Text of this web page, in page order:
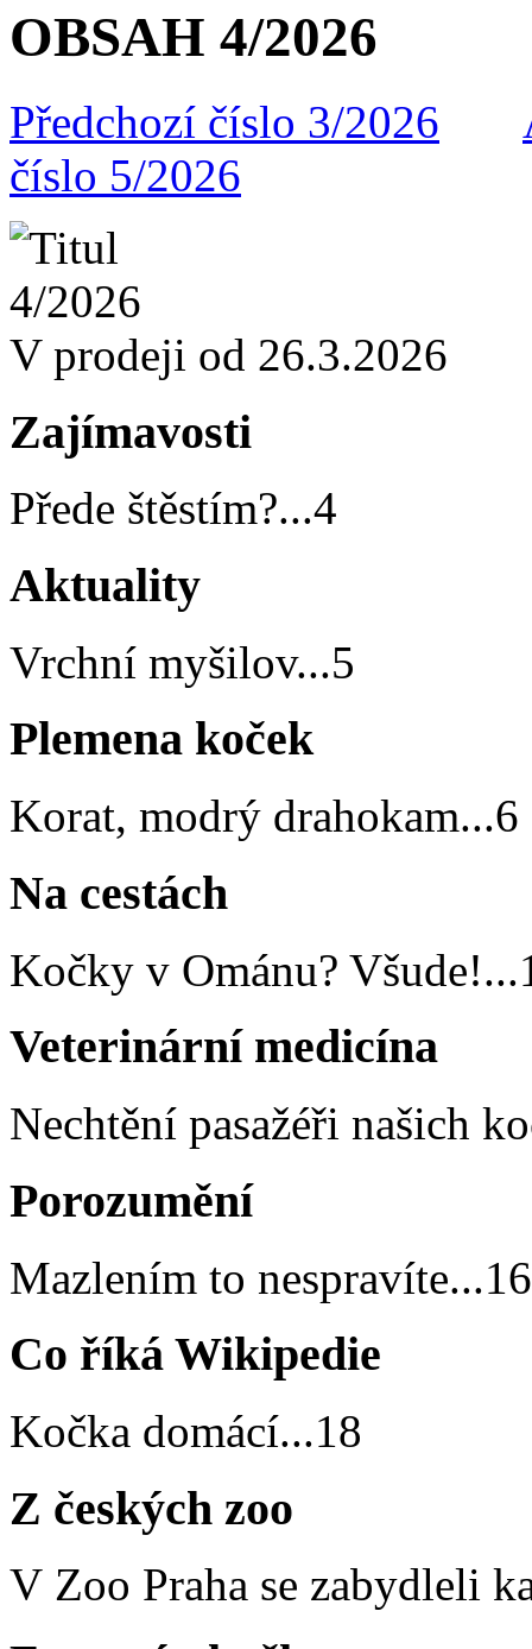
OBSAH 4/2026
Předchozí číslo 3/2026
číslo 5/2026
V prodeji od 26.3.2026
Zajímavosti
Přede štěstím?...4
Aktuality
Vrchní myšilov...5
Plemena koček
Korat, modrý drahokam...6
Na cestách
Kočky v Ománu? Všude!...
Veterinární medicína
Nechtění pasažéři našich
Porozumění
Mazlením to nespravíte...16
Co říká Wikipedie
Kočka domácí...18
Z českých zoo
V Zoo Praha se zabydleli